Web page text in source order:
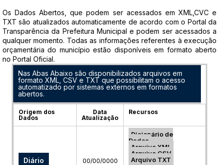
Os Dados Abertos, que podem ser acessados em XML,CVC e
TXT são atualizados automaticamente de acordo com o Portal da
Transparência da Prefeitura Municipal e podem ser acessados a
qualquer momento. Todas as informações referentes à execução
orçamentária do município estão disponíveis em formato aberto
no Portal Oficial.
Nas Abas Abaixo são disponibilizados arquivos em
formato XML, CSV e TXT que possibilitam o acesso
automatizado por sistemas externos em formatos
abertos.
Origem dos
Dados
Data
Atualização
Recursos
Diário 00/00/0000
Dicionário de
Dados
Arquivo XML
Arquivo CSV
Arquivo TXT